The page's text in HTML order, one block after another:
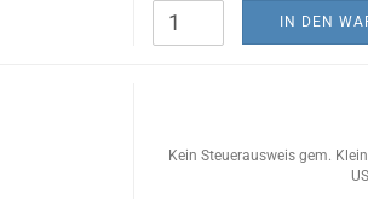
IN DEN
Kein Steuerausweis gem.